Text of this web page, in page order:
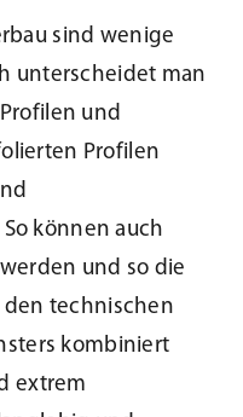
sind wenige
unterscheidet man
und
Profilen
können auch
und so die
den technischen
kombiniert
extrem